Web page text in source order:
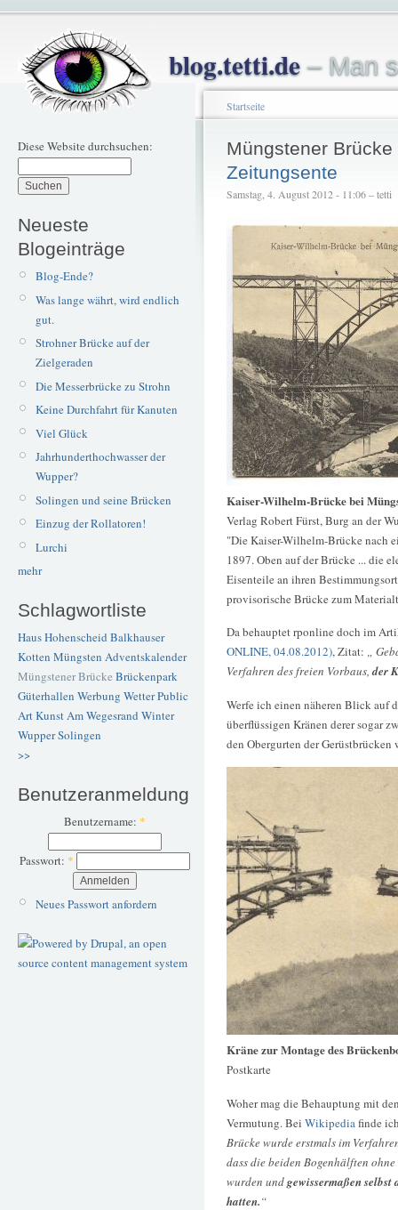
blog.tetti.de– Man
Diese Website durchsuchen:
Neueste
Blogeinträge
Blog-Ende?
Was lange währt, wird endlich
gut.
Strohner Brücke auf der
Zielgeraden
Die Messerbrücke zu Strohn
Keine Durchfahrt für Kanuten
Viel Glück
Jahrhunderthochwasser der
Wupper?
Solingen und seine Brücken
Einzug der Rollatoren!
Lurchi
mehr
Schlagwortliste
Haus Hohenscheid Balkhauser
Kotten Müngsten Adventskalender
Müngstener Brücke Brückenpark
Güterhallen Werbung WetterPublic
ArtKunstAm Wegesrand Winter
WupperSolingen
>>
Benutzeranmeldung
Benutzername: *
Passwort: *
Neues Passwort anfordern
Startseite
Müngstener Brücke
Zeitungsente
Samstag, 4. August 2012 - 11:06 – tetti
Kaiser-Wilhelm-Brücke bei
Verlag Robert Fürst, Burg an der
"Die Kaiser-Wilhelm-Brücke nach
1897. Oben auf der Brücke ... die
Eisenteile an ihren
provisorische Brücke zum
Da behauptet rponline doch im
ONLINE, 04.08.2012), Zitat: „
Verfahren des freien Vorbaus,der
Werfe ich einen näheren Blick auf
überflüssigen Kränen derer sogar
den Obergurten der
Kräne zur Montage des
Postkarte
Woher mag die Behauptung mit
Vermutung. Bei Wikipediafinde
Brücke wurde erstmals im
dass die beiden Bogenhälften
wurden undgewissermaßen
hatten.“